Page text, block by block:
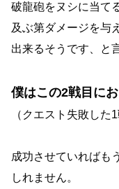
破龍砲をヌシに当て
及ぶ第ダメージを与
出来るそうです、と
僕はこの2戦目に
（クエスト失敗した
成功させていればも
しれません。